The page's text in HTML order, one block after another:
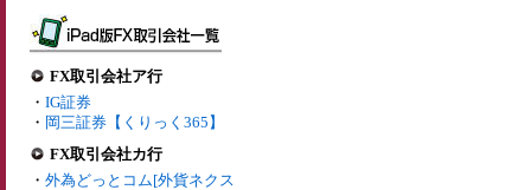
FX取引会社ア行
・ IG証券
・ 岡三証券【くりっく365】
FX取引会社カ行
・ 外為どっとコム[外貨ネクス